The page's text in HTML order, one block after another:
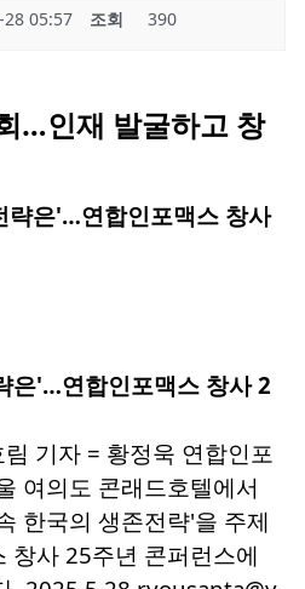
05:57 조회 390
…인재 발굴하고 창
은'…연합인포맥스 창사 2
기자 = 황정욱 연합인포
여의도 콘래드호텔에서
한국의 생존전략'을 주제
창사 25주년 콘퍼런스에